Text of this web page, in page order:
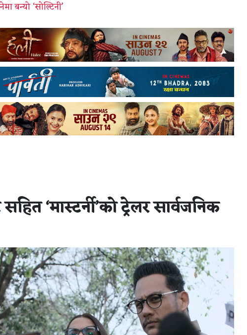
‘सोल्टिनी’
‘मास्टर्नी’को ट्रेलर सार्वजनिक